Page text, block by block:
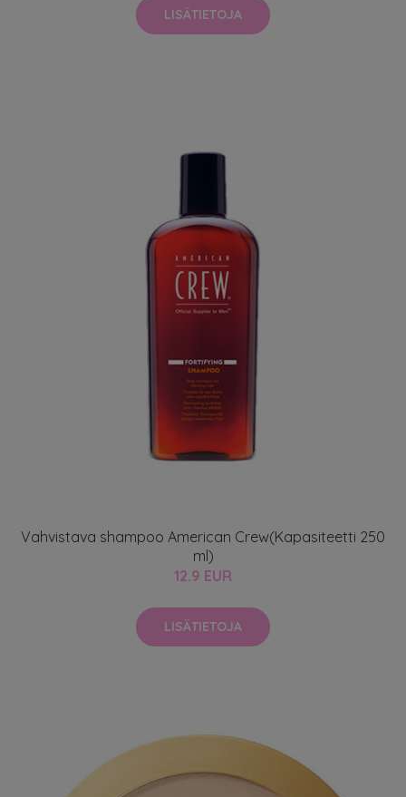
LISÄTIETOJA
Vahvistava shampoo American Crew(Kapasiteetti 250
ml)
12.9 EUR
LISÄTIETOJA